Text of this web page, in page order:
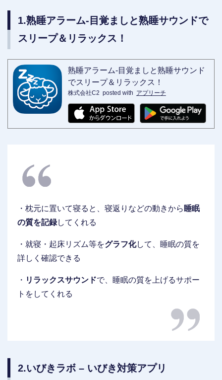
1.熟睡アラーム-目覚ましと熟睡サウンドで
スリープ＆リラックス！
熟睡アラーム-目覚ましと熟睡サウンド
でスリープ＆リラックス！
株式会社C2 posted with アプリーチ
・枕元に置いて寝ると、寝返りなどの動きから 睡眠
の質を記録してくれる
・就寝・起床リズム等をグラフ化して、睡眠の質を
詳しく確認できる
・ リラックスサウンドで、睡眠の質を上げるサポー
トをしてくれる
2.いびきラボ – いびき対策アプリ